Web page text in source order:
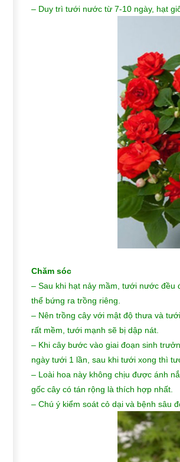
– Duy trì tưới nước từ 7-10 ngày, hạt
Chăm sóc
– Sau khi hạt nảy mầm, tưới nước đều
thể bứng ra trồng riêng.
– Nên trồng cây với mật độ thưa và
rất mềm, tưới mạnh sẽ bị dập nát.
– Khi cây bước vào giai đoạn sinh
ngày tưới 1 lần, sau khi tưới xong thì
– Loài hoa này không chịu được ánh
gốc cây có tán rộng là thích hợp nhất.
– Chú ý kiểm soát cỏ dại và bệnh sâu